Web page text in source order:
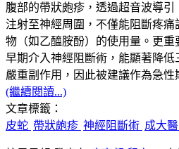
腹部的帶狀皰疹，透過超音波導引
注射至神經周圍，不僅能阻斷疼
物（如乙醯胺酚）的使用量。更
早期介入神經阻斷術，能顯著降
嚴重副作用，因此被建議作為急
(繼續閱讀...)
文章標籤：
皮蛇 帶狀皰疹 神經阻斷術 成大